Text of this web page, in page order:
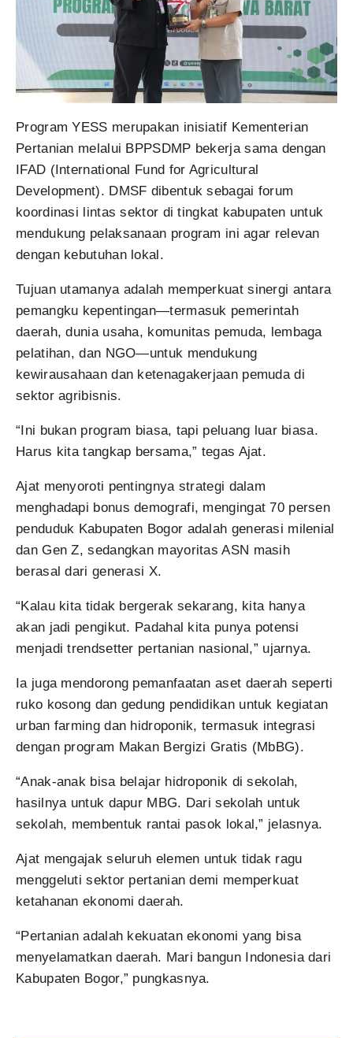
Program YESS merupakan inisiatif Kementerian
Pertanian melalui BPPSDMP bekerja sama dengan
IFAD (International Fund for Agricultural
Development). DMSF dibentuk sebagai forum
koordinasi lintas sektor di tingkat kabupaten untuk
mendukung pelaksanaan program ini agar relevan
dengan kebutuhan lokal.
Tujuan utamanya adalah memperkuat sinergi antara
pemangku kepentingan—termasuk pemerintah
daerah, dunia usaha, komunitas pemuda, lembaga
pelatihan, dan NGO—untuk mendukung
kewirausahaan dan ketenagakerjaan pemuda di
sektor agribisnis.
“Ini bukan program biasa, tapi peluang luar biasa.
Harus kita tangkap bersama,” tegas Ajat.
Ajat menyoroti pentingnya strategi dalam
menghadapi bonus demografi, mengingat 70 persen
penduduk Kabupaten Bogor adalah generasi milenial
dan Gen Z, sedangkan mayoritas ASN masih
berasal dari generasi X.
“Kalau kita tidak bergerak sekarang, kita hanya
akan jadi pengikut. Padahal kita punya potensi
menjadi trendsetter pertanian nasional,” ujarnya.
Ia juga mendorong pemanfaatan aset daerah seperti
ruko kosong dan gedung pendidikan untuk kegiatan
urban farming dan hidroponik, termasuk integrasi
dengan program Makan Bergizi Gratis (MbBG).
“Anak-anak bisa belajar hidroponik di sekolah,
hasilnya untuk dapur MBG. Dari sekolah untuk
sekolah, membentuk rantai pasok lokal,” jelasnya.
Ajat mengajak seluruh elemen untuk tidak ragu
menggeluti sektor pertanian demi memperkuat
ketahanan ekonomi daerah.
“Pertanian adalah kekuatan ekonomi yang bisa
menyelamatkan daerah. Mari bangun Indonesia dari
Kabupaten Bogor,” pungkasnya.